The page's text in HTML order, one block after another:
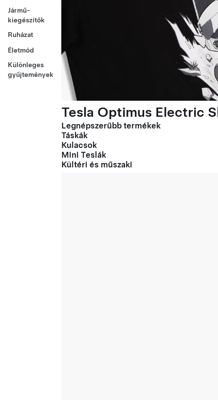
Jármű-
kiegészítők
Ruházat
Életmód
Különleges
gyűjtemények
Tesla Optimus Electric
Legnépszerűbb termékek
Táskák
Kulacsok
Mini Teslák
Kültéri és műszaki